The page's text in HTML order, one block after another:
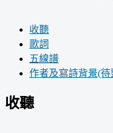
收聽
歌詞
五線譜
作者及寫詩背景(待
收聽